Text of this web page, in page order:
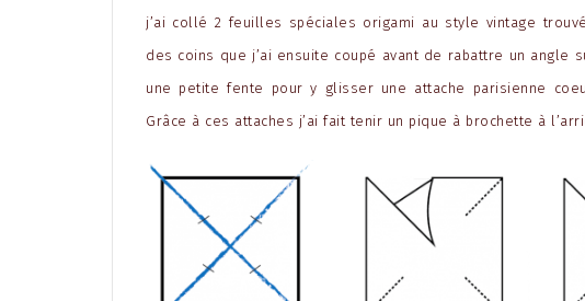
j’ai collé 2 feuilles spéciales origami au style vintage
des coins que j’ai ensuite coupé avant de rabattre un angle
une petite fente pour y glisser une attache parisienne
Grâce à ces attaches j’ai fait tenir un pique à brochette à